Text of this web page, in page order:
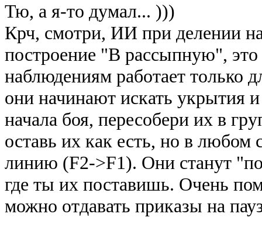
Тю, а я-то думал... )))
Крч, смотри, ИИ при делении
построение "В рассыпную",
наблюдениям работает только
они начинают искать укрытия
начала боя, пересобери их в
оставь их как есть, но в любом
линию (F2->F1). Они станут
где ты их поставишь. Очень
можно отдавать приказы на